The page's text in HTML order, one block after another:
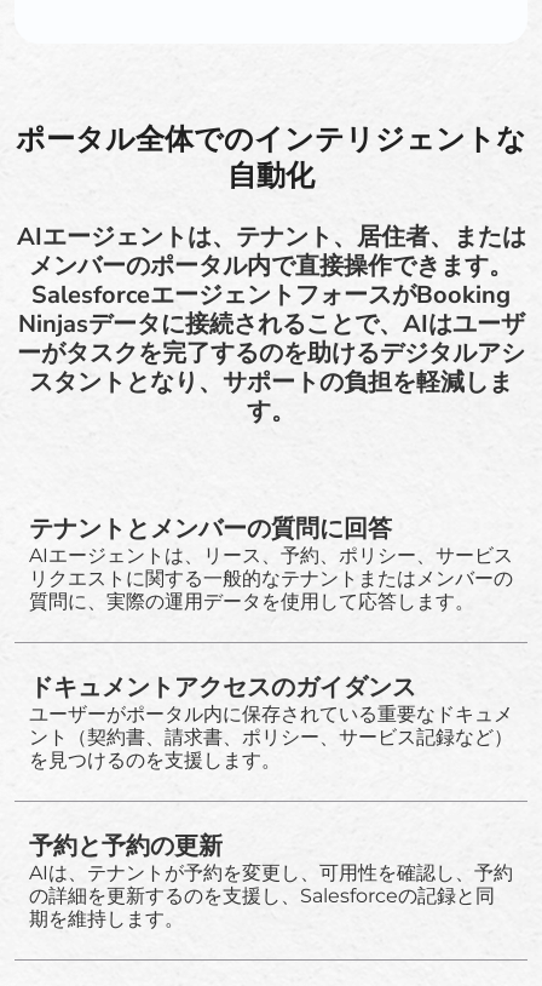
ポータル全体でのインテリジェントな
自動化
AIエージェントは、テナント、居住者、または
メンバーのポータル内で直接操作できます。
SalesforceエージェントフォースがBooking
Ninjasデータに接続されることで、AIはユーザ
ーがタスクを完了するのを助けるデジタルアシ
スタントとなり、サポートの負担を軽減しま
す。
テナントとメンバーの質問に回答
AIエージェントは、リース、予約、ポリシー、サービス
リクエストに関する一般的なテナントまたはメンバーの
質問に、実際の運用データを使用して応答します。
ドキュメントアクセスのガイダンス
ユーザーがポータル内に保存されている重要なドキュメ
ント（契約書、請求書、ポリシー、サービス記録など）
を見つけるのを支援します。
予約と予約の更新
AIは、テナントが予約を変更し、可用性を確認し、予約
の詳細を更新するのを支援し、Salesforceの記録と同
期を維持します。